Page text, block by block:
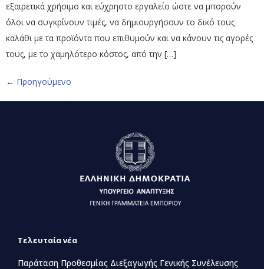
εξαιρετικά χρήσιμο και εύχρηστο εργαλείο ώστε να μπορούν
όλοι να συγκρίνουν τιμές, να δημιουργήσουν το δικό τους
καλάθι με τα προϊόντα που επιθυμούν και να κάνουν τις αγορές
τους, με το χαμηλότερο κόστος, από την […]
← Προηγούμενο
Τελευταία νέα
Παράταση Προθεσμίας Διεξαγωγής Γενικής Συνέλευσης